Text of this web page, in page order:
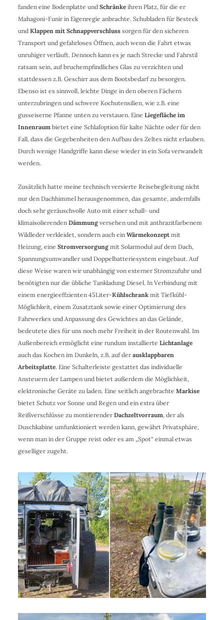
fanden eine Bodenplatte und Schränkeihren Platz, für die er
Mahagoni-Funir in Eigenregie anbrachte. Schubladen für Besteck
und Klappen mit Schnappverschlusssorgen für den sicheren
Transport und gefahrloses Öffnen, auch wenn die Fahrt etwas
unruhiger verläuft. Dennoch kann es je nach Strecke und Fahrstil
ratsam sein, auf bruchempfindliches Glas zu verzichten und
stattdessen z.B. Geschirr aus dem Bootsbedarf zu besorgen.
Ebenso ist es sinnvoll, leichte Dinge in den oberen Fächern
unterzubringen und schwere Kochutensilien, wie z.B. eine
gusseiserne Pfanne unten zu verstauen. Eine Liegefläche im
Innenraumbietet eine Schlafoption für kalte Nächte oder für den
Fall, dass die Gegebenheiten den Aufbau des Zeltes nicht erlauben.
Durch wenige Handgriffe kann diese wieder in ein Sofa verwandelt
werden.
Zusätzlich hatte meine technisch versierte Reisebegleitung nicht
nur den Dachhimmel herausgenommen, das gesamte, andernfalls
doch sehr geräuschvolle Auto mit einer schall- und
klimaisolierenden Dämmungversehen und mit anthrazitfarbenem
Wildleder verkleidet, sondern auch ein Wärmekonzeptmit
Heizung, eine Stromversorgungmit Solarmodul auf dem Dach,
Spannungsumwandler und Doppelbatteriesystem eingebaut. Auf
diese Weise waren wir unabhängig von externer Stromzufuhr und
benötigten nur die übliche Tankladung Diesel. In Verbindung mit
einem energieeffzienten 45Liter-Kühlschrankmit Tiefkühl-
Möglichkeit, einem Zusatztank sowie einer Optimierung des
Fahrwerkes und Anpassung des Gewichtes an das Gelände,
bedeutete dies für uns noch mehr Freiheit in der Routenwahl. Im
Außenbereich ermöglicht eine rundum installierte Lichtanlage
auch das Kochen im Dunkeln, z.B. auf der ausklappbaren
Arbeitsplatte. Eine Schalterleiste gestattet das individuelle
Ansteuern der Lampen und bietet außerdem die Möglichkeit,
elektronische Geräte zu laden. Eine seitlich angebrachte Markise
bietet Schutz vor Sonne und Regen und ein extra über
Reißverschlüsse zu montierender Dachzeltvorraum, der als
Duschkabine umfunktioniert werden kann, gewährt Privatsphäre,
wenn man in der Gruppe reist oder es am „Spot“ einmal etwas
geselliger zugeht.